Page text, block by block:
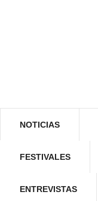
NOTICIAS
FESTIVALES
ENTREVISTAS